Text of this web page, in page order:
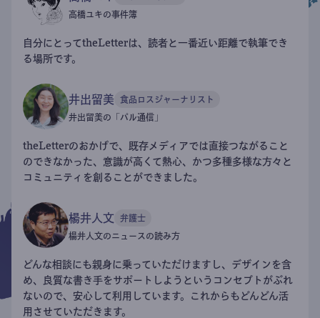
高橋ユキの事件簿
自分にとってtheLetterは、読者と一番近い距離で執筆でき
る場所です。
井出留美 食品ロスジャーナリスト
井出留美の「パル通信」
theLetterのおかげで、既存メディアでは直接つながること
のできなかった、意識が高くて熱心、かつ多種多様な方々と
コミュニティを創ることができました。
楊井人文 弁護士
楊井人文のニュースの読み方
どんな相談にも親身に乗っていただけますし、デザインを含
め、良質な書き手をサポートしようというコンセプトがぶれ
ないので、安心して利用しています。これからもどんどん活
用させていただきます。